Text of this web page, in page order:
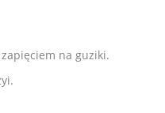
na guziki.